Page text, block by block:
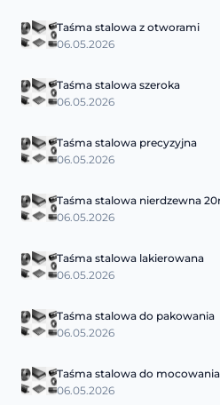
Taśma stalowa z otworami
06.05.2026
Taśma stalowa szeroka
06.05.2026
Taśma stalowa precyzyjna
06.05.2026
Taśma stalowa nierdzewna
06.05.2026
Taśma stalowa lakierowana
06.05.2026
Taśma stalowa do pakowania
06.05.2026
Taśma stalowa do mocowania
06.05.2026